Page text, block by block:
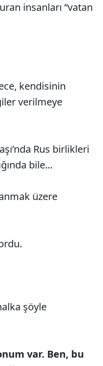
insanları “vatan
kendisinin
verilmeye
Rus birlikleri
bile...
üzere
şöyle
var. Ben, bu